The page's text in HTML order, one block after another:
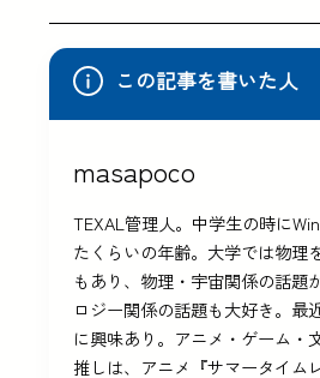
この記事を書いた人
masapoco
TEXAL管理人。中学生の時に
たくらいの年齢。大学では物理
もあり、物理・宇宙関係の話題
ロジー関係の話題も大好き。最
に興味あり。アニメ・ゲーム・
推しは、アニメ『サマータイム